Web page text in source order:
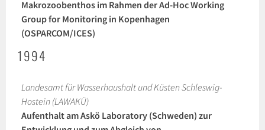
Makrozoobenthos im Rahmen der Ad-Hoc Working
Group for Monitoring in Kopenhagen
(OSPARCOM/ICES)
1994
Landesamt für Wasserhaushalt und Küsten Schleswig-
Hostein (LAWAKÜ)
Aufenthalt am Askö Laboratory (Schweden) zur